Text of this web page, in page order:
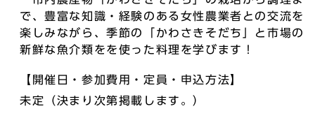
で、豊富な知識・経験のある女性農業者との交流を
楽しみながら、季節の「かわさきそだち」と市場の
新鮮な魚介類をを使った料理を学びます！
【開催日・参加費用・定員・申込方法】
未定（決まり次第掲載します。）